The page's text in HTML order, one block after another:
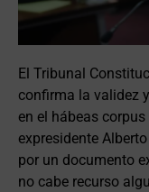
El Tribunal
confirma la validez
en el hábeas
expresidente
por un documento
no cabe recurso